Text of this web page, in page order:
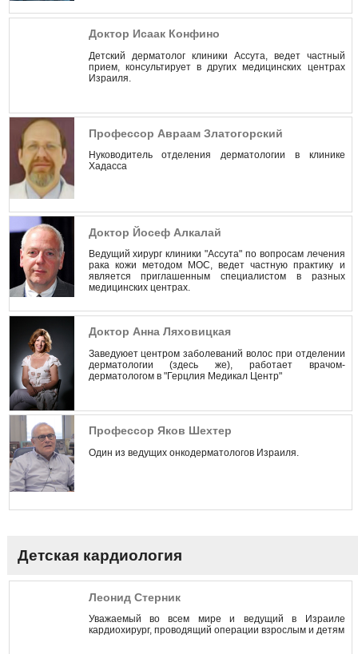
Доктор Исаак Конфино
Детский дерматолог клиники Ассута, ведет частный
прием, консультирует в других медицинских центрах
Израиля.
Профессор Авраам Златогорский
Hуководитель отделения дерматологии в клинике
Хадасса
Доктор Йосеф Алкалай
Ведущий хирург клиники "Ассута" по вопросам лечения
рака кожи методом МОС, ведет частную практику и
является приглашенным специалистом в разных
медицинских центрах.
Доктор Анна Ляховицкая
Заведуюет центром заболеваний волос при отделении
дерматологии (здесь же), работает врачом-
дерматологом в "Герцлия Медикал Центр"
Профессор Яков Шехтер
Один из ведущих онкодерматологов Израиля.
Детская кардиология
Леонид Стерник
Уважаемый во всем мире и ведущий в Израиле
кардиохирург, проводящий операции взрослым и детям